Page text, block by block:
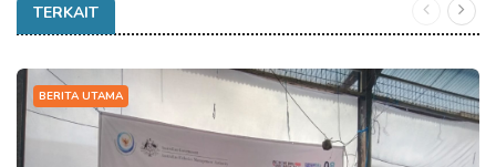
TERKAIT
BERITA UTAMA